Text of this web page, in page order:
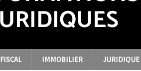
FISCAL IMMOBILIER JURIDIQUE